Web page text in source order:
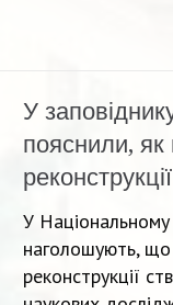
У
пояснили, як
реконструкції
У Національному
наголошують, що
реконструкції